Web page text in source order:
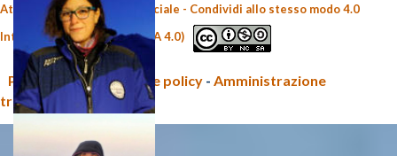
Attribuzione - Non commerciale - Condividi allo stesso modo 4.0
Internazionale (CC BY-NC-SA 4.0)
Privacy policy e Cookie policy - Amministrazione
trasparente CNR